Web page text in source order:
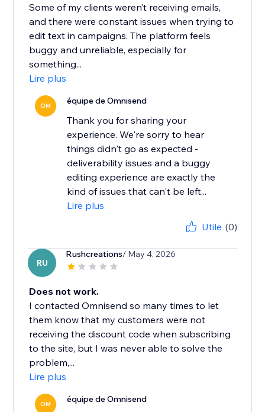
Some of my clients weren’t receiving emails,
and there were constant issues when trying to
edit text in campaigns. The platform feels
buggy and unreliable, especially for
something...
Lire plus
OM équipe de Omnisend
Thank you for sharing your
experience. We're sorry to hear
things didn't go as expected -
deliverability issues and a buggy
editing experience are exactly the
kind of issues that can't be left...
Lire plus
Utile (0)
RU
Rushcreations/ May 4, 2026
Does not work.
I contacted Omnisend so many times to let
them know that my customers were not
receiving the discount code when subscribing
to the site, but I was never able to solve the
problem,...
Lire plus
OM équipe de Omnisend